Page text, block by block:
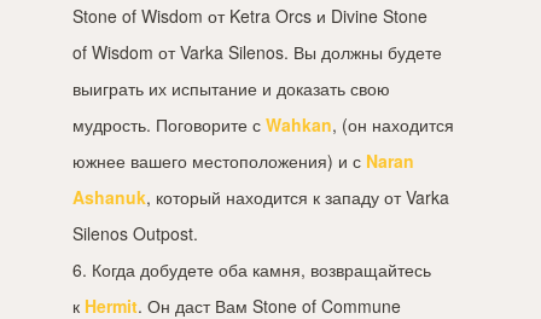
Stone of Wisdom от Ketra Orcs и Divine Stone
of Wisdom от Varka Silenos. Вы должны будете
выиграть их испытание и доказать свою
мудрость. Поговорите с Wahkan, (он находится
южнее вашего местоположения) и с Naran
Ashanuk, который находится к западу от Varka
Silenos Outpost.
6. Когда добудете оба камня, возвращайтесь
к Hermit. Он даст Вам Stone of Commune